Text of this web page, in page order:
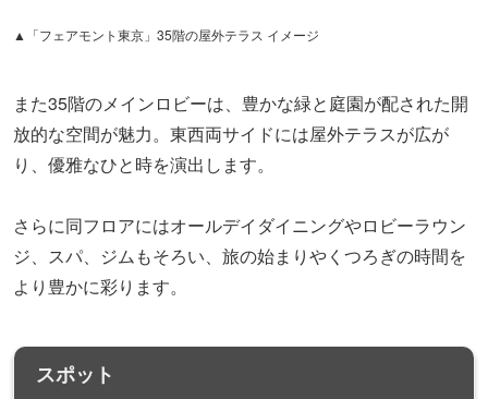
▲「フェアモント東京」35階の屋外テラス イメージ
また35階のメインロビーは、豊かな緑と庭園が配された開
放的な空間が魅力。東西両サイドには屋外テラスが広が
り、優雅なひと時を演出します。
さらに同フロアにはオールデイダイニングやロビーラウン
ジ、スパ、ジムもそろい、旅の始まりやくつろぎの時間を
より豊かに彩ります。
スポット